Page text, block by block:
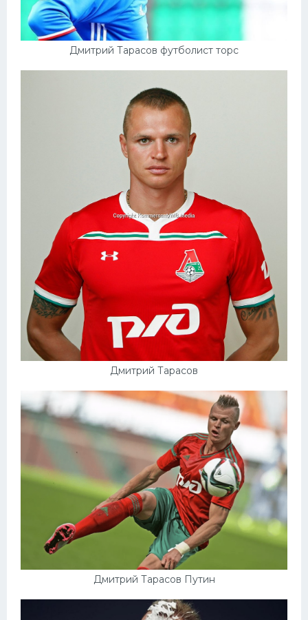
Дмитрий Тарасов футболист торс
Дмитрий Тарасов
Дмитрий Тарасов Путин